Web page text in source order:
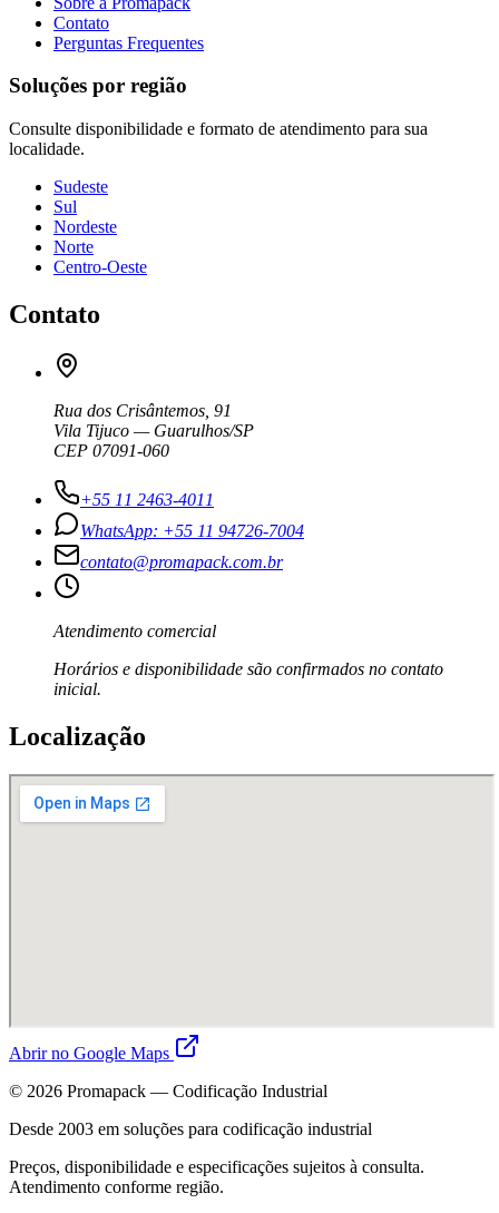
Contato
Perguntas Frequentes
Soluções por região
Consulte disponibilidade e formato de atendimento para sua
localidade.
Sudeste
Sul
Nordeste
Norte
Centro-Oeste
Contato
Rua dos Crisântemos, 91
Vila Tijuco — Guarulhos/SP
CEP 07091-060
+55 11 2463-4011
WhatsApp: +55 11 94726-7004
contato@promapack.com.br
Atendimento comercial
Horários e disponibilidade são confirmados no contato
inicial.
Localização
Abrir no Google Maps
© 2026 Promapack — Codificação Industrial
Desde 2003 em soluções para codificação industrial
Preços, disponibilidade e especificações sujeitos à consulta.
Atendimento conforme região.